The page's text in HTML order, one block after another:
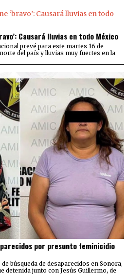
Causará lluvias en todo México
prevé para este martes 16 de
del país y lluvias muy fuertes en la
por presunto feminicidio
búsqueda de desaparecidos en Sonora,
detenida junto con Jesús Guillermo, de